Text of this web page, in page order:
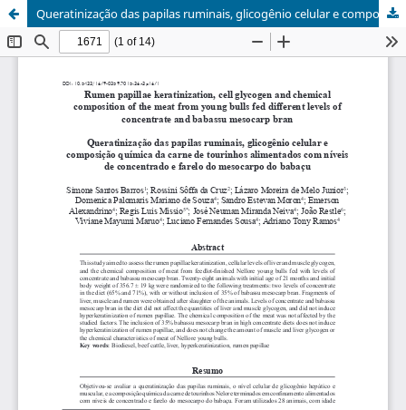
Queratinização das papilas ruminais, glicogênio celular e composição química da carne de tourinhos alimentados com níveis de concentrado e farelo do mesocarpo do babaçu